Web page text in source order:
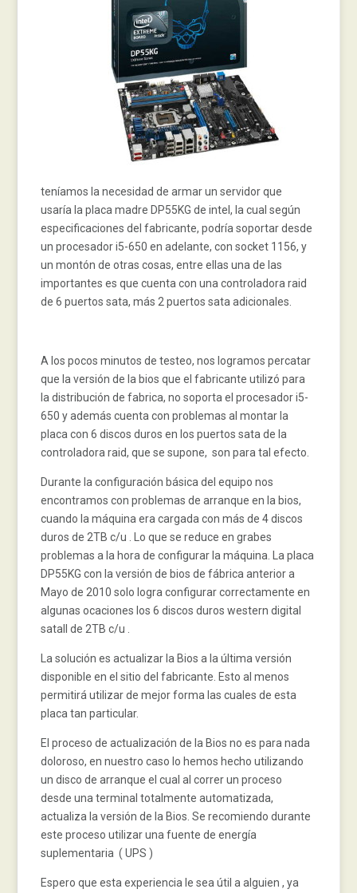
teníamos la necesidad de armar un servidor que
usaría la placa madre DP55KG de intel, la cual según
especificaciones del fabricante, podría soportar desde
un procesador i5-650 en adelante, con socket 1156, y
un montón de otras cosas, entre ellas una de las
importantes es que cuenta con una controladora raid
de 6 puertos sata, más 2 puertos sata adicionales.
A los pocos minutos de testeo, nos logramos percatar
que la versión de la bios que el fabricante utilizó para
la distribución de fabrica, no soporta el procesador i5-
650 y además cuenta con problemas al montar la
placa con 6 discos duros en los puertos sata de la
controladora raid, que se supone, son para tal efecto.
Durante la configuración básica del equipo nos
encontramos con problemas de arranque en la bios,
cuando la máquina era cargada con más de 4 discos
duros de 2TB c/u . Lo que se reduce en grabes
problemas a la hora de configurar la máquina. La placa
DP55KG con la versión de bios de fábrica anterior a
Mayo de 2010 solo logra configurar correctamente en
algunas ocaciones los 6 discos duros western digital
sataII de 2TB c/u .
La solución es actualizar la Bios a la última versión
disponible en el sitio del fabricante. Esto al menos
permitirá utilizar de mejor forma las cuales de esta
placa tan particular.
El proceso de actualización de la Bios no es para nada
doloroso, en nuestro caso lo hemos hecho utilizando
un disco de arranque el cual al correr un proceso
desde una terminal totalmente automatizada,
actualiza la versión de la Bios. Se recomiendo durante
este proceso utilizar una fuente de energía
suplementaria ( UPS )
Espero que esta experiencia le sea útil a alguien , ya